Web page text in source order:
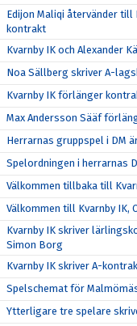
Edijon Maliqi återvänder till
kontrakt
Kvarnby IK och Alexander
Noa Sällberg skriver A-
Kvarnby IK förlänger
Max Andersson Sääf
Herrarnas gruppspel i DM
Spelordningen i herrarnas
Välkommen tillbaka till
Välkommen till Kvarnby IK,
Kvarnby IK skriver
Simon Borg
Kvarnby IK skriver A-
Spelschemat för
Ytterligare tre spelare